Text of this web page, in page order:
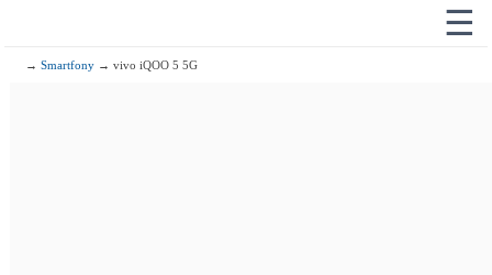
☰
→Smartfony → vivo iQOO 5 5G